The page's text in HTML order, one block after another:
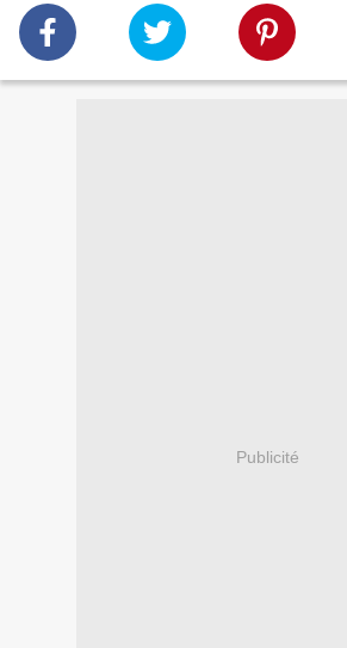
Publicité